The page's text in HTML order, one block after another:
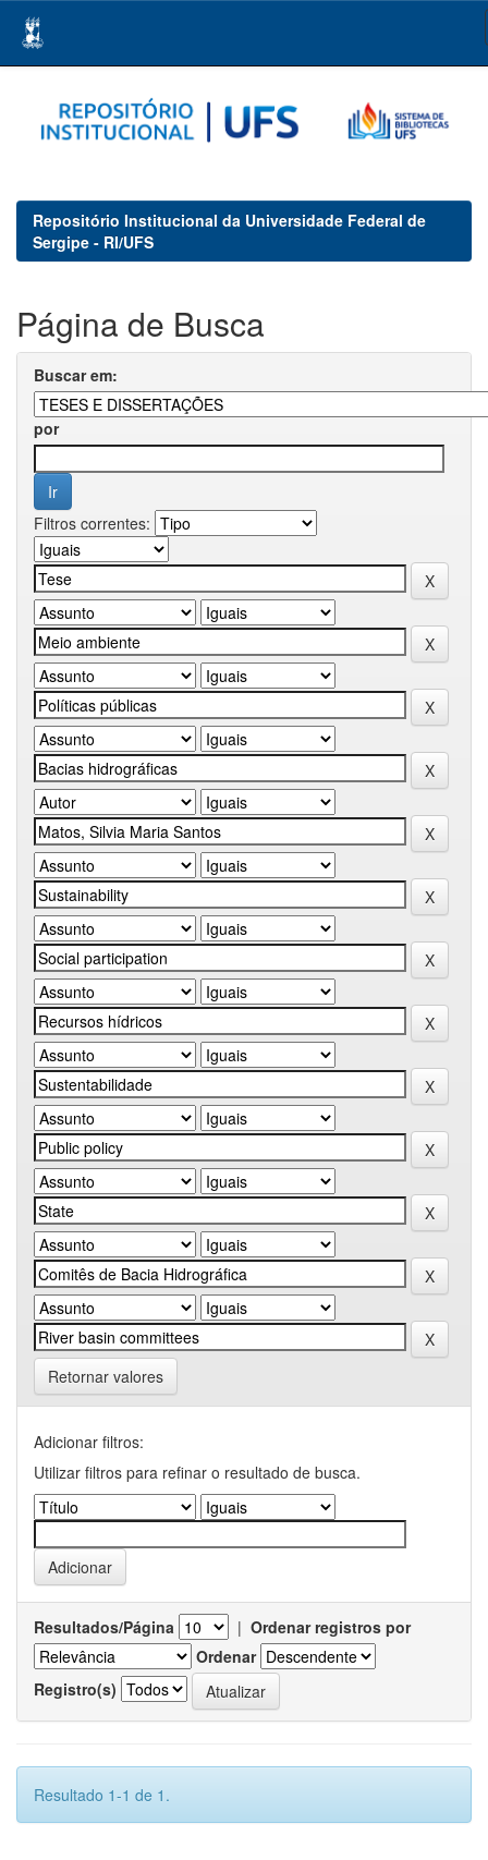
navigation
Repositório Institucional da Universidade Federal de
Sergipe - RI/UFS
Página de Busca
Buscar em:
por
Filtros correntes:
Retornar valores
Adicionar filtros:
Utilizar filtros para refinar o resultado de busca.
Resultados/Página | Ordenar registros por
Ordenar
Registro(s)
Resultado 1-1 de 1.